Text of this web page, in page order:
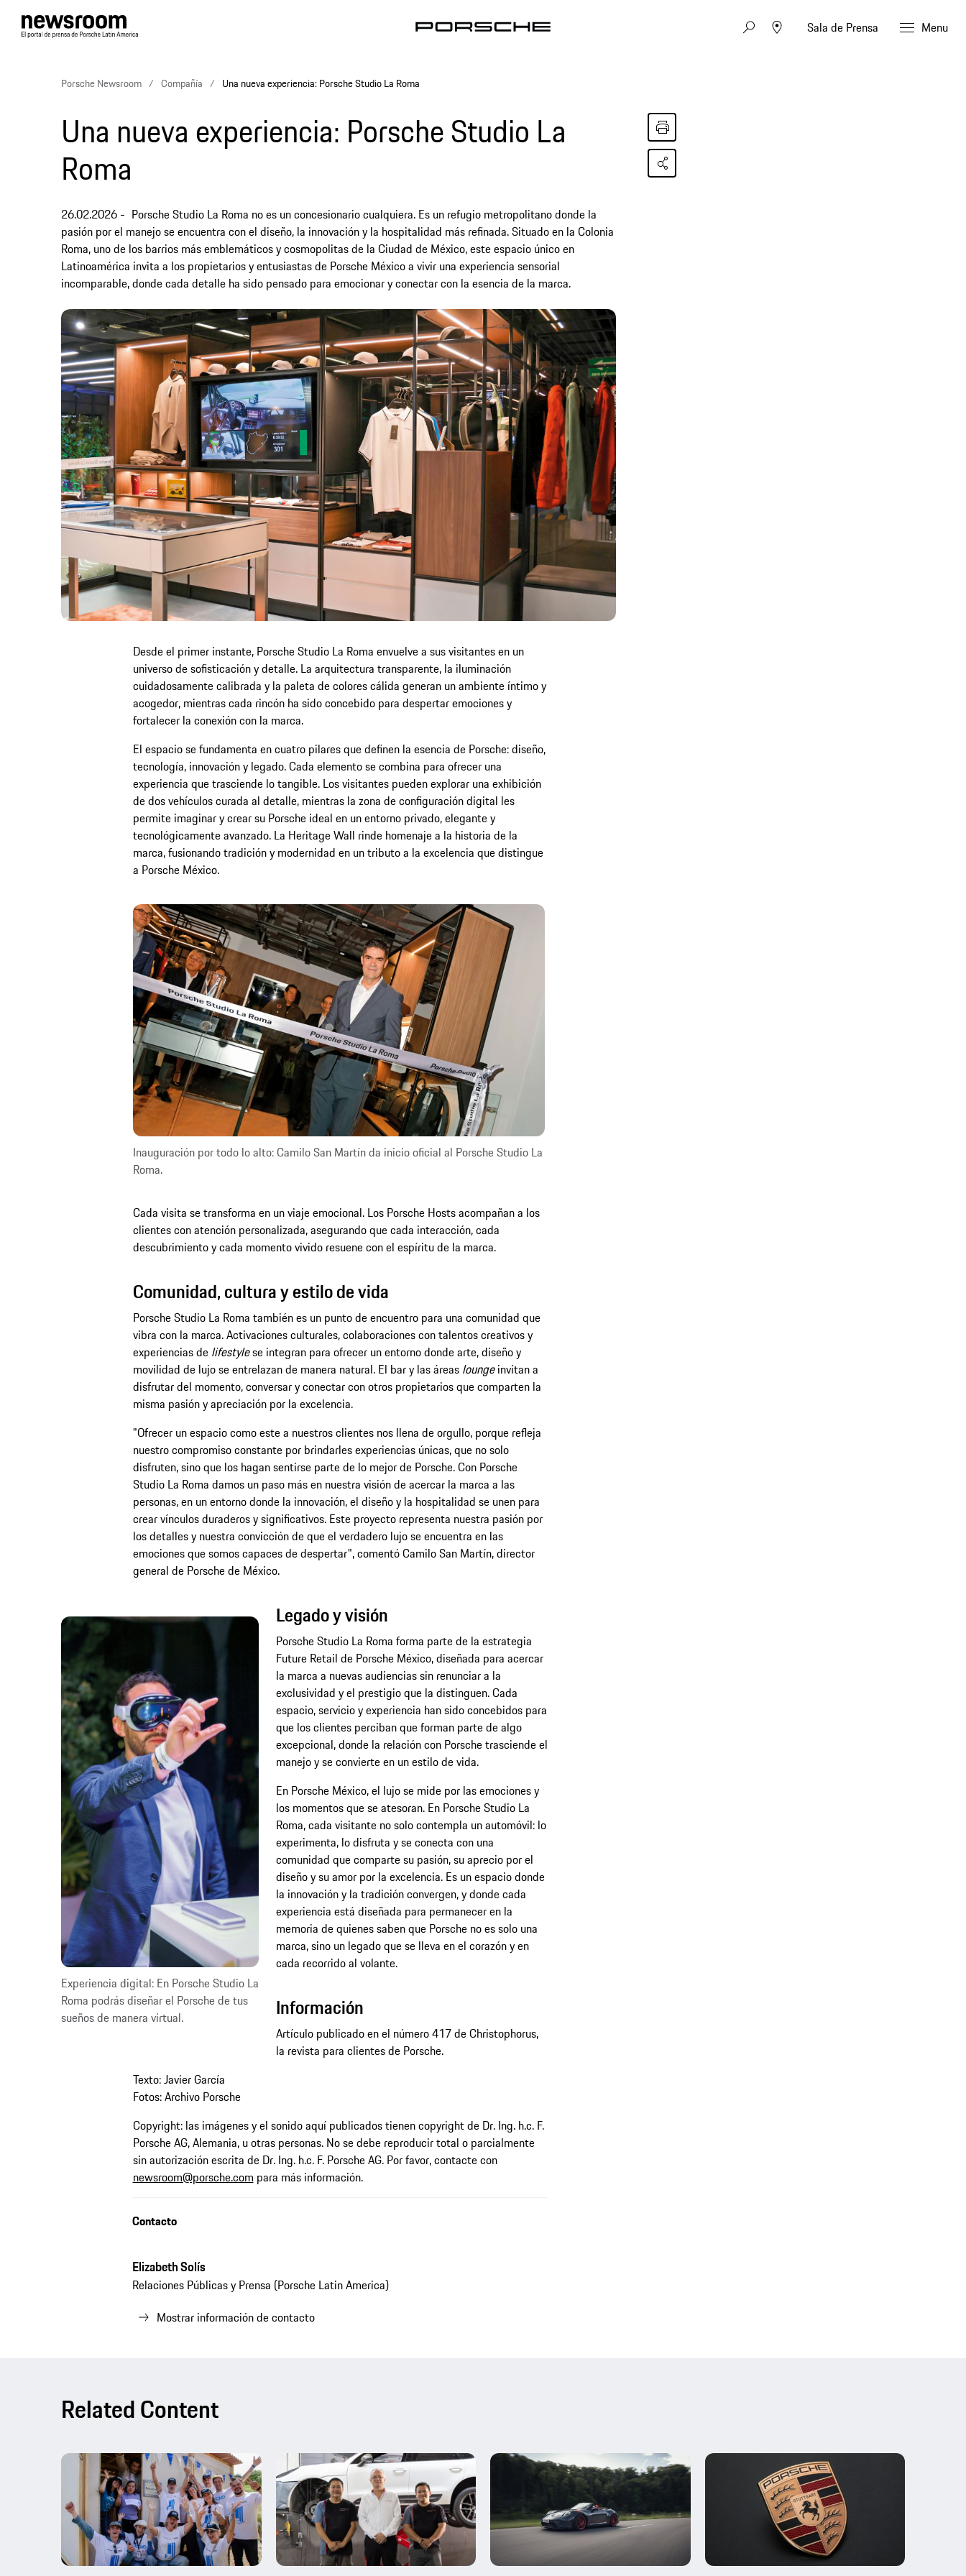
Sala de Prensa Menu
Porsche Newsroom Compañía Una nueva experiencia: Porsche Studio La Roma
Una nueva experiencia: Porsche Studio La
Roma
26.02.2026
Porsche Studio La Roma no es un concesionario cualquiera. Es un refugio metropolitano donde la
pasión por el manejo se encuentra con el diseño, la innovación y la hospitalidad más refinada. Situado en la Colonia
Roma, uno de los barrios más emblemáticos y cosmopolitas de la Ciudad de México, este espacio único en
Latinoamérica invita a los propietarios y entusiastas de Porsche México a vivir una experiencia sensorial
incomparable, donde cada detalle ha sido pensado para emocionar y conectar con la esencia de la marca.
Desde el primer instante, Porsche Studio La Roma envuelve a sus visitantes en un
universo de sofisticación y detalle. La arquitectura transparente, la iluminación
cuidadosamente calibrada y la paleta de colores cálida generan un ambiente íntimo y
acogedor, mientras cada rincón ha sido concebido para despertar emociones y
fortalecer la conexión con la marca.
El espacio se fundamenta en cuatro pilares que definen la esencia de Porsche: diseño,
tecnología, innovación y legado. Cada elemento se combina para ofrecer una
experiencia que trasciende lo tangible. Los visitantes pueden explorar una exhibición
de dos vehículos curada al detalle, mientras la zona de configuración digital les
permite imaginar y crear su Porsche ideal en un entorno privado, elegante y
tecnológicamente avanzado. La Heritage Wall rinde homenaje a la historia de la
marca, fusionando tradición y modernidad en un tributo a la excelencia que distingue
a Porsche México.
Inauguración por todo lo alto: Camilo San Martín da inicio oficial al Porsche Studio La
Roma.
Cada visita se transforma en un viaje emocional. Los Porsche Hosts acompañan a los
clientes con atención personalizada, asegurando que cada interacción, cada
descubrimiento y cada momento vivido resuene con el espíritu de la marca.
Comunidad, cultura y estilo de vida
Porsche Studio La Roma también es un punto de encuentro para una comunidad que
vibra con la marca. Activaciones culturales, colaboraciones con talentos creativos y
experiencias de lifestylese integran para ofrecer un entorno donde arte, diseño y
movilidad de lujo se entrelazan de manera natural. El bar y las áreas loungeinvitan a
disfrutar del momento, conversar y conectar con otros propietarios que comparten la
misma pasión y apreciación por la excelencia.
"Ofrecer un espacio como este a nuestros clientes nos llena de orgullo, porque refleja
nuestro compromiso constante por brindarles experiencias únicas, que no solo
disfruten, sino que los hagan sentirse parte de lo mejor de Porsche. Con Porsche
Studio La Roma damos un paso más en nuestra visión de acercar la marca a las
personas, en un entorno donde la innovación, el diseño y la hospitalidad se unen para
crear vínculos duraderos y significativos. Este proyecto representa nuestra pasión por
los detalles y nuestra convicción de que el verdadero lujo se encuentra en las
emociones que somos capaces de despertar", comentó Camilo San Martín, director
general de Porsche de México.
Experiencia digital: En Porsche Studio La
Roma podrás diseñar el Porsche de tus
sueños de manera virtual.
Legado y visión
Porsche Studio La Roma forma parte de la estrategia
Future Retail de Porsche México, diseñada para acercar
la marca a nuevas audiencias sin renunciar a la
exclusividad y el prestigio que la distinguen. Cada
espacio, servicio y experiencia han sido concebidos para
que los clientes perciban que forman parte de algo
excepcional, donde la relación con Porsche trasciende el
manejo y se convierte en un estilo de vida.
En Porsche México, el lujo se mide por las emociones y
los momentos que se atesoran. En Porsche Studio La
Roma, cada visitante no solo contempla un automóvil: lo
experimenta, lo disfruta y se conecta con una
comunidad que comparte su pasión, su aprecio por el
diseño y su amor por la excelencia. Es un espacio donde
la innovación y la tradición convergen, y donde cada
experiencia está diseñada para permanecer en la
memoria de quienes saben que Porsche no es solo una
marca, sino un legado que se lleva en el corazón y en
cada recorrido al volante.
Información
Artículo publicado en el número 417 de Christophorus,
la revista para clientes de Porsche.
Texto: Javier García
Fotos: Archivo Porsche
Copyright: las imágenes y el sonido aquí publicados tienen copyright de Dr. Ing. h.c. F.
Porsche AG, Alemania, u otras personas. No se debe reproducir total o parcialmente
sin autorización escrita de Dr. Ing. h.c. F. Porsche AG. Por favor, contacte con
newsroom@porsche.com para más información.
Contacto
Elizabeth Solís
Relaciones Públicas y Prensa (Porsche Latin America)
Mostrar información de contacto
Related Content